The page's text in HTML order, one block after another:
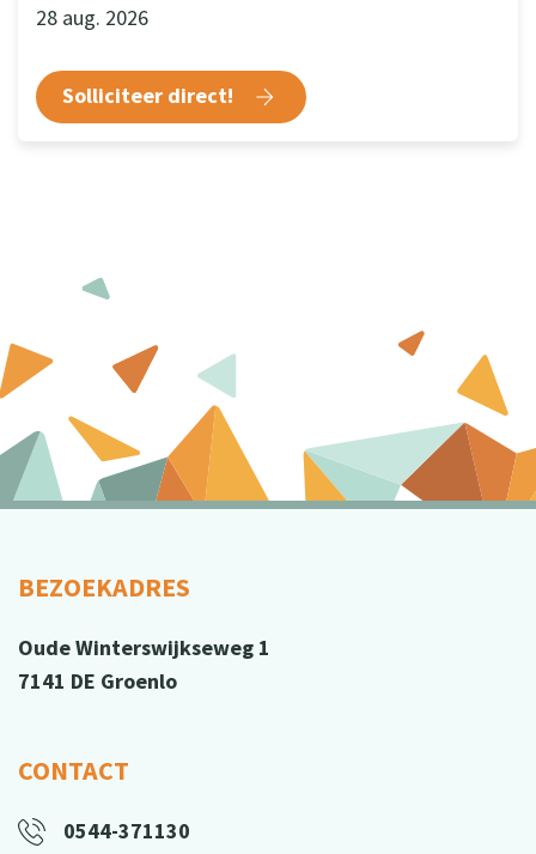
28 aug. 2026
Solliciteer direct!
BEZOEKADRES
Oude Winterswijkseweg 1
7141 DE Groenlo
CONTACT
0544-371130